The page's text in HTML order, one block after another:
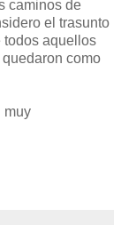
caminos de
el trasunto
todos aquellos
como
muy